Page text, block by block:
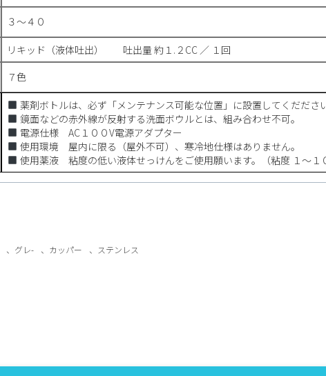
３〜４０
リキッド（液体吐出） 吐出量 約１.２CC ／ １回
７色
薬剤ボトルは、必ず「メンテナンス可能な位置」に設置してくだださい
鏡面などの赤外線が反射する洗面ボウルとは、組み合わせ不可。
電源仕様 AC１００V電源アダプター
使用環境 屋内に限る（屋外不可）、寒冷地仕様はありません。
使用薬液 粘度の低い液体せっけんをご使用願います。（粘度 １〜
、 グレ- 、 カッパー 、 ステンレス